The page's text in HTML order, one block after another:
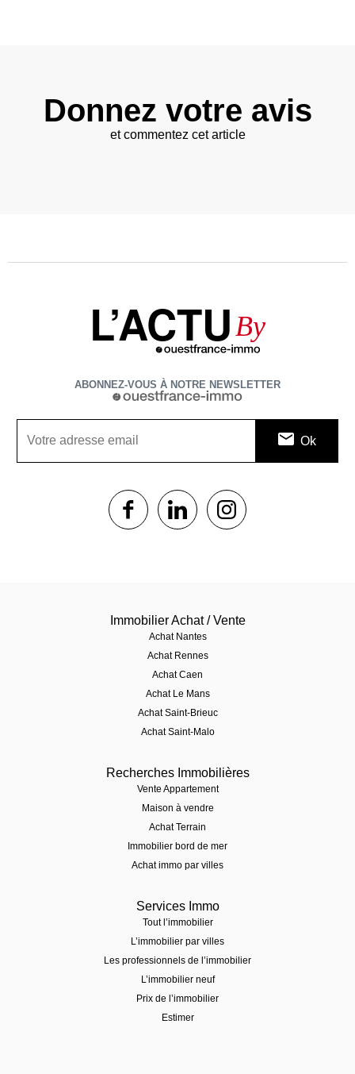
Donnez votre avis
et commentez cet article
L’ACTU By
ABONNEZ-VOUS À NOTRE NEWSLETTER
1$s 1$s
Immobilier Achat / Vente
Achat Nantes
Achat Rennes
Achat Caen
Achat Le Mans
Achat Saint-Brieuc
Achat Saint-Malo
Recherches Immobilières
Vente Appartement
Maison à vendre
Achat Terrain
Immobilier bord de mer
Achat immo par villes
Services Immo
Tout l’immobilier
L’immobilier par villes
Les professionnels de l’immobilier
L’immobilier neuf
Prix de l’immobilier
Estimer